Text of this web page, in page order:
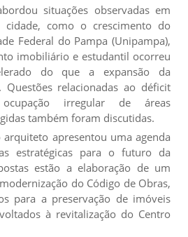
situações observadas em
cidade, como o crescimento do
Federal do Pampa (Unipampa),
imobiliário e estudantil ocorreu
do que a expansão da
Questões relacionadas ao déficit
irregular de áreas
também foram discutidas.
apresentou uma agenda
estratégicas para o futuro da
estão a elaboração de um
do Código de Obras,
para a preservação de imóveis
à revitalização do Centro